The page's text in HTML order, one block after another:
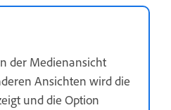
der Medienansicht
Ansichten wird die
und die Option